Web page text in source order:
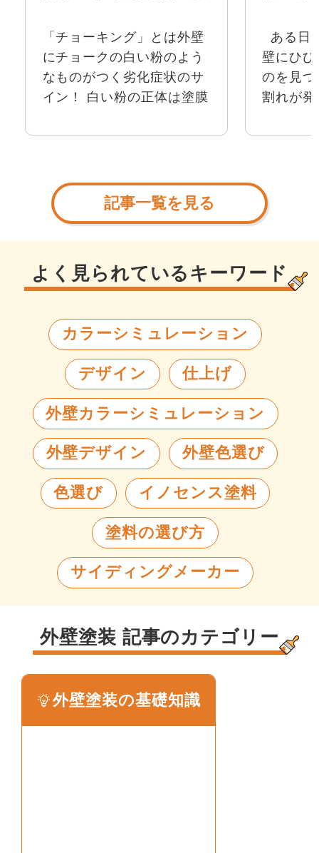
方法を解説！
「チョーキング」とは外壁
にチョークの白い粉のよう
なものがつく劣化症状のサ
イン！ 白い粉の正体は塗膜
この現象が発生すると塗膜
象が起きているので今す
ぐ...
方法
ある日
壁にひ
のを見
割れが
がわか
は、ひ
記事一覧を見る
よく見られているキーワード
カラーシミュレーション
デザイン 仕上げ
外壁カラーシミュレーション
外壁デザイン 外壁色選び
色選び イノセンス塗料
塗料の選び方
サイディングメーカー
外壁塗装 記事のカテゴリー
外壁塗装の基礎知識